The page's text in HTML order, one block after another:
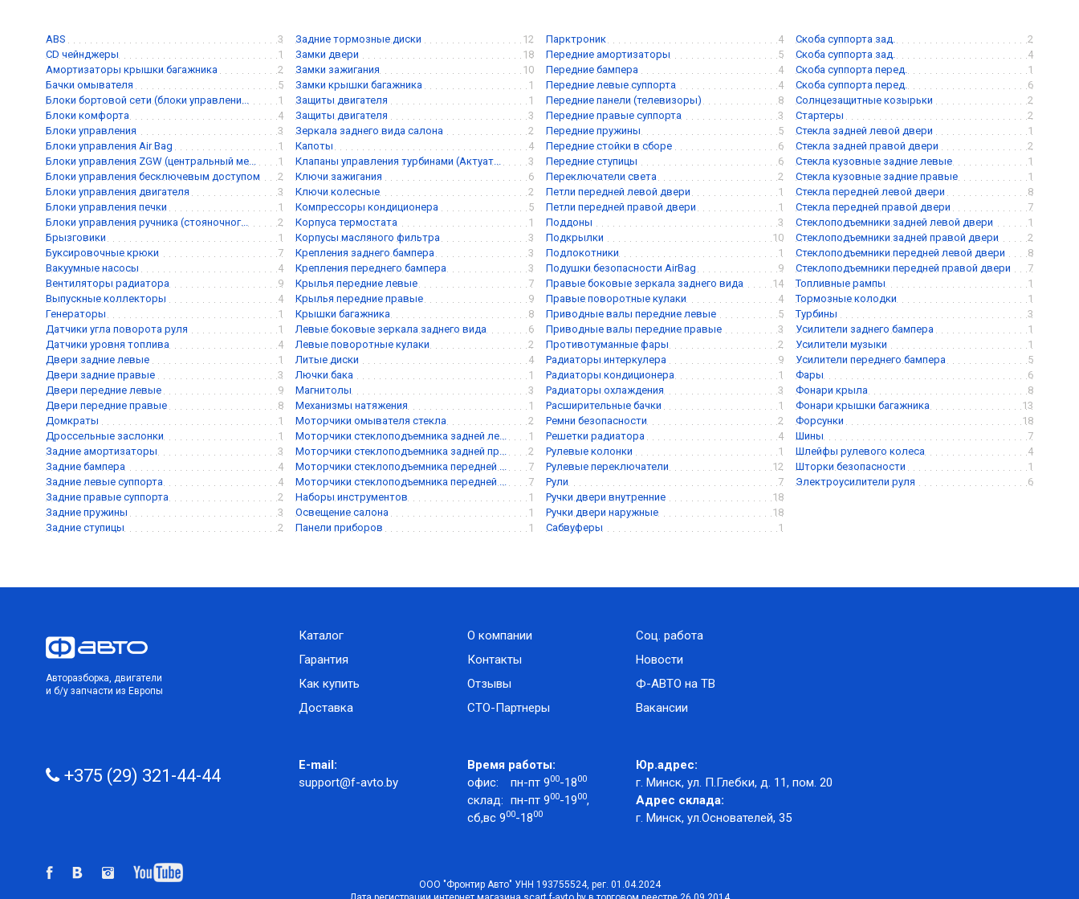
ABS
3
CD чейнджеры
1
Амортизаторы крышки багажника
2
Бачки омывателя
5
Блоки бортовой сети (блоки управлени...
1
Блоки комфорта
4
Блоки управления
3
Блоки управления Air Bag
1
Блоки управления ZGW (центральный ме...
1
Блоки управления бесключевым доступом
2
Блоки управления двигателя
3
Блоки управления печки
1
Блоки управления ручника (стояночног...
2
Брызговики
1
Буксировочные крюки
7
Вакуумные насосы
4
Вентиляторы радиатора
9
Выпускные коллекторы
4
Генераторы
1
Датчики угла поворота руля
1
Датчики уровня топлива
4
Двери задние левые
1
Двери задние правые
3
Двери передние левые
9
Двери передние правые
8
Домкраты
1
Дроссельные заслонки
1
Задние амортизаторы
3
Задние бампера
4
Задние левые суппорта
4
Задние правые суппорта
2
Задние пружины
3
Задние ступицы
2
Задние тормозные диски
12
Замки двери
18
Замки зажигания
10
Замки крышки багажника
1
Защиты двигателя
1
Защиты двигателя
3
Зеркала заднего вида салона
2
Капоты
4
Клапаны управления турбинами (Актуат...
3
Ключи зажигания
6
Ключи колесные
2
Компрессоры кондиционера
5
Корпуса термостата
1
Корпусы масляного фильтра
3
Крепления заднего бампера
3
Крепления переднего бампера
3
Крылья передние левые
7
Крылья передние правые
9
Крышки багажника
8
Левые боковые зеркала заднего вида
6
Левые поворотные кулаки
2
Литые диски
4
Лючки бака
1
Магнитолы
3
Механизмы натяжения
1
Моторчики омывателя стекла
2
Моторчики стеклоподъемника задней ле...
1
Моторчики стеклоподъемника задней пр...
2
Моторчики стеклоподъемника передней ...
7
Моторчики стеклоподъемника передней ...
7
Наборы инструментов
1
Освещение салона
1
Панели приборов
1
Парктроник
4
Передние амортизаторы
5
Передние бампера
4
Передние левые суппорта
4
Передние панели (телевизоры)
8
Передние правые суппорта
3
Передние пружины
5
Передние стойки в сборе
6
Передние ступицы
6
Переключатели света
2
Петли передней левой двери
1
Петли передней правой двери
1
Поддоны
3
Подкрылки
10
Подлокотники
1
Подушки безопасности AirBag
9
Правые боковые зеркала заднего вида
14
Правые поворотные кулаки
4
Приводные валы передние левые
5
Приводные валы передние правые
3
Противотуманные фары
2
Радиаторы интеркулера
9
Радиаторы кондиционера
1
Радиаторы охлаждения
3
Расширительные бачки
1
Ремни безопасности
2
Решетки радиатора
4
Рулевые колонки
1
Рулевые переключатели
12
Рули
7
Ручки двери внутренние
18
Ручки двери наружные
18
Сабвуферы
1
Скоба суппорта зад.
2
Скоба суппорта зад.
4
Скоба суппорта перед.
1
Скоба суппорта перед.
6
Солнцезащитные козырьки
2
Стартеры
2
Стекла задней левой двери
1
Стекла задней правой двери
2
Стекла кузовные задние левые
1
Стекла кузовные задние правые
1
Стекла передней левой двери
8
Стекла передней правой двери
7
Стеклоподъемники задней левой двери
1
Стеклоподъемники задней правой двери
2
Стеклоподъемники передней левой двери
8
Стеклоподъемники передней правой двери
7
Топливные рампы
1
Тормозные колодки
1
Турбины
3
Усилители заднего бампера
1
Усилители музыки
1
Усилители переднего бампера
5
Фары
6
Фонари крыла
8
Фонари крышки багажника
13
Форсунки
18
Шины
7
Шлейфы рулевого колеса
4
Шторки безопасности
1
Электроусилители руля
6
Авторазборка, двигатели
и б/у запчасти из Европы
Каталог
Гарантия
Как купить
Доставка
О компании
Контакты
Отзывы
СТО-Партнеры
Соц. работа
Новости
Ф-АВТО на ТВ
Вакансии
+375 (29) 321-44-44
E-mail:
support@f-avto.by
Время работы:
офис:
пн-пт 900-1800
склад: пн-пт 900-1900,
сб,вс 900-1800
Юр.адрес:
г. Минск, ул. П.Глебки, д. 11, пом. 20
Адрес склада:
г. Минск, ул.Основателей, 35
ООО "Фронтир Авто" УНН 193755524, рег. 01.04.2024